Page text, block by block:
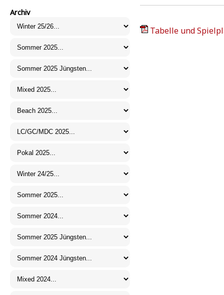
Archiv
Tabelle und